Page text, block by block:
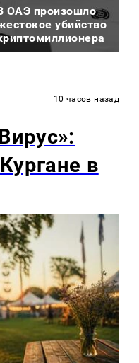
ОАЭ произошло
убийство
10 часов назад
в